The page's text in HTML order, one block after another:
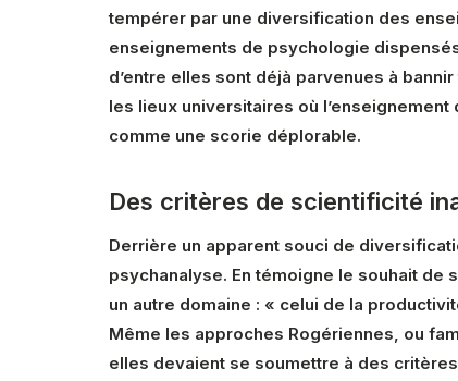
tempérer par une diversification des
enseignements de psychologie
d’entre elles sont déjà parvenues à
les lieux universitaires où
comme une scorie déplorable.
Des critères de scientificité
Derrière un apparent souci de
psychanalyse. En témoigne le souhait de
un autre domaine : « celui de la
Même les approches Rogériennes, ou
elles devaient se soumettre à des